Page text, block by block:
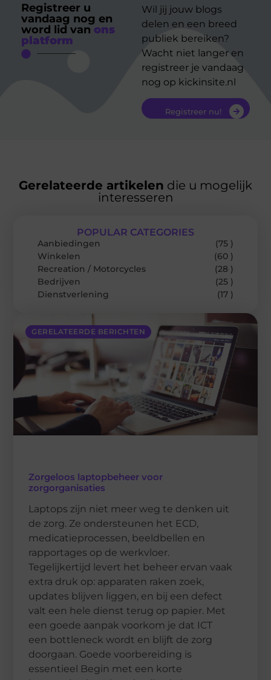
Registreer u
vandaag nog en
word lid van ons
platform
Wil jij jouw blogs
delen en een breed
publiek bereiken?
Wacht niet langer en
registreer je vandaag
nog op kickinsite.nl
Registreer nu!
Gerelateerde artikelen die u mogelijk
interesseren
GERELATEERDE BERICHTEN
Zorgeloos laptopbeheer voor
zorgorganisaties
Laptops zijn niet meer weg te denken uit
de zorg. Ze ondersteunen het ECD,
medicatieprocessen, beeldbellen en
rapportages op de werkvloer.
Tegelijkertijd levert het beheer ervan vaak
extra druk op: apparaten raken zoek,
updates blijven liggen, en bij een defect
valt een hele dienst terug op papier. Met
een goede aanpak voorkom je dat ICT
een bottleneck wordt en blijft de zorg
doorgaan. Goede voorbereiding is
essentieel Begin met een korte
POPULAR CATEGORIES
Aanbiedingen
(75 )
Winkelen
(60 )
Recreation / Motorcycles
(28 )
Bedrijven
(25 )
Dienstverlening
(17 )